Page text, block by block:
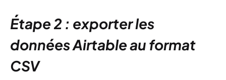
Étape 2 : exporter les
données Airtable au format
CSV